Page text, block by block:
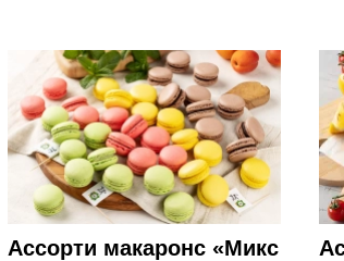
Ассорти макаронс «Микс